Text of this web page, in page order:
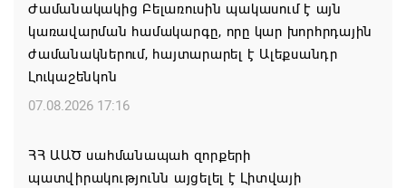
Ժամանակակից Բելառուսին պակասում է այն
կառավարման համակարգը, որը կար խորհրդային
ժամանակներում, հայտարարել է Ալեքսանդր
Լուկաշենկոն
07.08.2026 17:16
ՀՀ ԱԱԾ սահմանապահ զորքերի
պատվիրակությունն այցելել է Լիտվայի